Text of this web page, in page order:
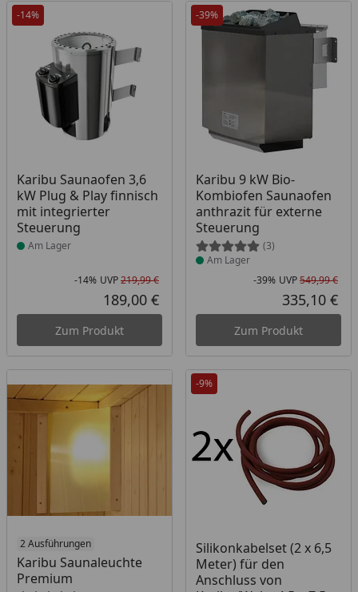
-14%
Karibu Saunaofen 3,6
kW Plug & Play finnisch
mit integrierter
Steuerung
Produkt am Lager
Am Lager
Rabatt in Prozent
-14%
Ursprünglicher Preis
UVP219,99 €
Aktueller Preis
189,00 €
Zum Produkt
-39%
Karibu 9 kW Bio-
Kombiofen Saunaofen
anthrazit für externe
Steuerung
(3)
Produkt am Lager
Am Lager
-39% UVP549,99 €
335,10 €
Zum Produkt
2 Ausführungen
Karibu Saunaleuchte
Premium
Produkt am Lager
-9%
Silikonkabelset (2 x 6,5
Meter) für den
Anschluss von